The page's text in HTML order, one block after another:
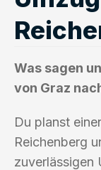
Was sagen
von Graz
Du planst
Reichenberg
zuverlässigen